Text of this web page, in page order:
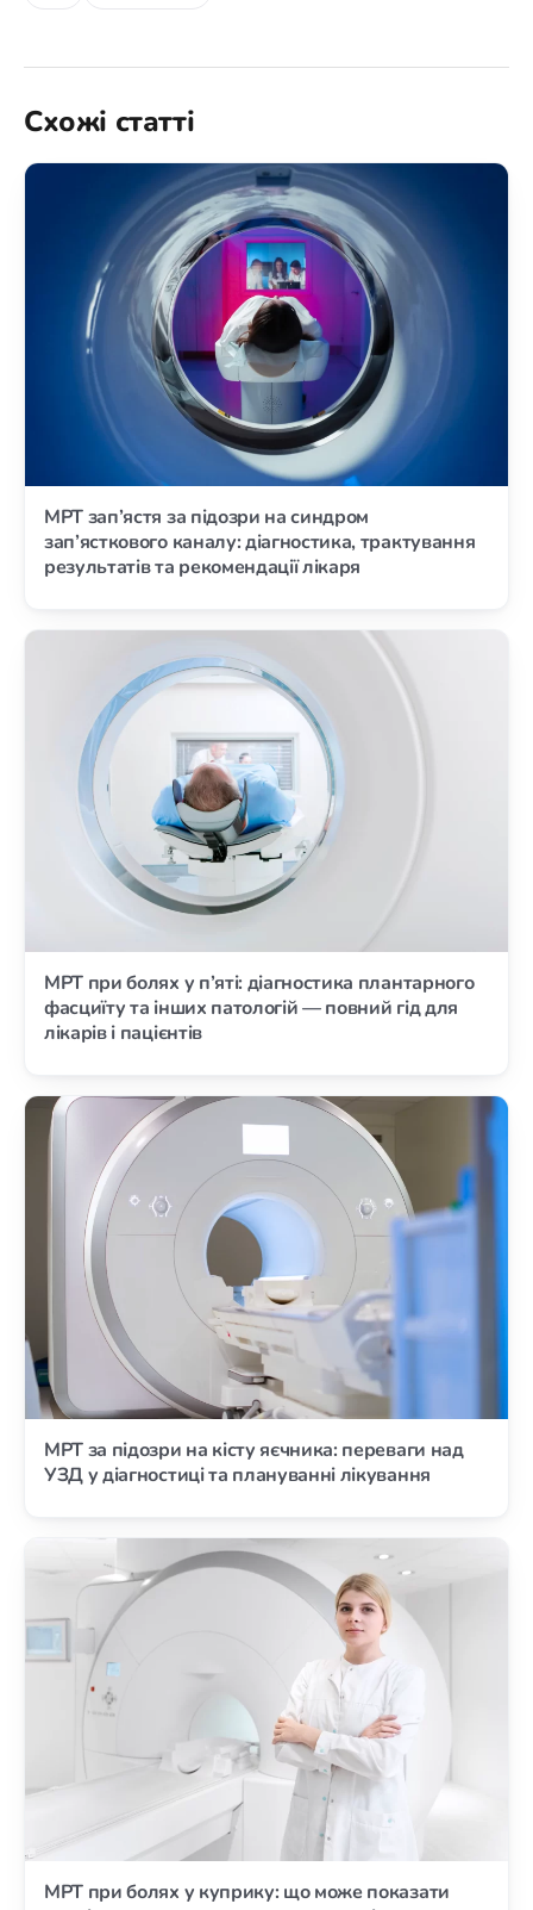
Схожі статті
МРТ зап’ястя за підозри на синдром
зап’ясткового каналу: діагностика, трактування
результатів та рекомендації лікаря
МРТ при болях у п’яті: діагностика плантарного
фасциїту та інших патологій — повний гід для
лікарів і пацієнтів
МРТ за підозри на кісту яєчника: переваги над
УЗД у діагностиці та плануванні лікування
МРТ при болях у куприку: що може показати